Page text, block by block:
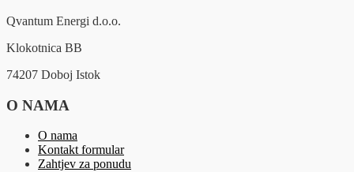
Qvantum Energi d.o.o.
Klokotnica BB
74207 Doboj Istok
O NAMA
O nama
Kontakt formular
Zahtjev za ponudu